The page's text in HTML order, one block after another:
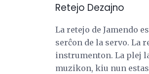
Retejo Dezajno
La retejo de Jamendo
serĉon de la servo. La
instrumenton. La plej
muzikon, kiu nun